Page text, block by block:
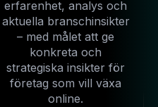
erfarenhet, analys och
aktuella branschinsikter
– med målet att ge
konkreta och
strategiska insikter för
företag som vill växa
online.